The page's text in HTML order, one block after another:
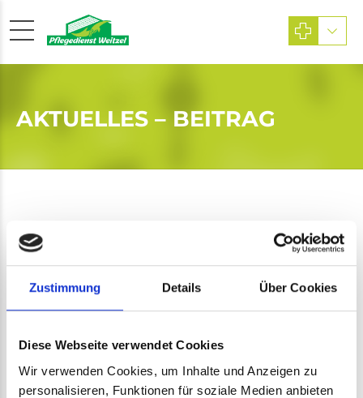
Zustimmung Details Über Cookies
Diese Webseite verwendet Cookies
Wir verwenden Cookies, um Inhalte und Anzeigen zu
personalisieren, Funktionen für soziale Medien anbieten
AKTUELLES – BEITRAG
Gesundheitsforum Bad
Schwalbach
Wir sind dabei:
19. Gesundheitsforum Bad Schwalbach